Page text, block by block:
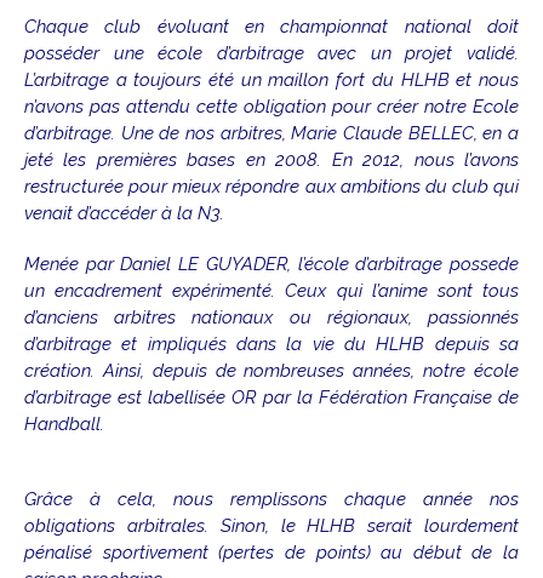
Chaque club évoluant en championnat national doit
posséder une école d’arbitrage avec un projet validé.
L’arbitrage a toujours été un maillon fort du HLHB et nous
n’avons pas attendu cette obligation pour créer notre Ecole
d’arbitrage. Une de nos arbitres, Marie Claude BELLEC, en a
jeté les premières bases en 2008. En 2012, nous l’avons
restructurée pour mieux répondre aux ambitions du club qui
venait d’accéder à la N3.
Menée par Daniel LE GUYADER, l’école d’arbitrage possede
un encadrement expérimenté. Ceux qui l’anime sont tous
d’anciens arbitres nationaux ou régionaux, passionnés
d’arbitrage et impliqués dans la vie du HLHB depuis sa
création. Ainsi, depuis de nombreuses années, notre école
d’arbitrage est labellisée OR par la Fédération Française de
Handball.
Grâce à cela, nous remplissons chaque année nos
obligations arbitrales. Sinon, le HLHB serait lourdement
pénalisé sportivement (pertes de points) au début de la